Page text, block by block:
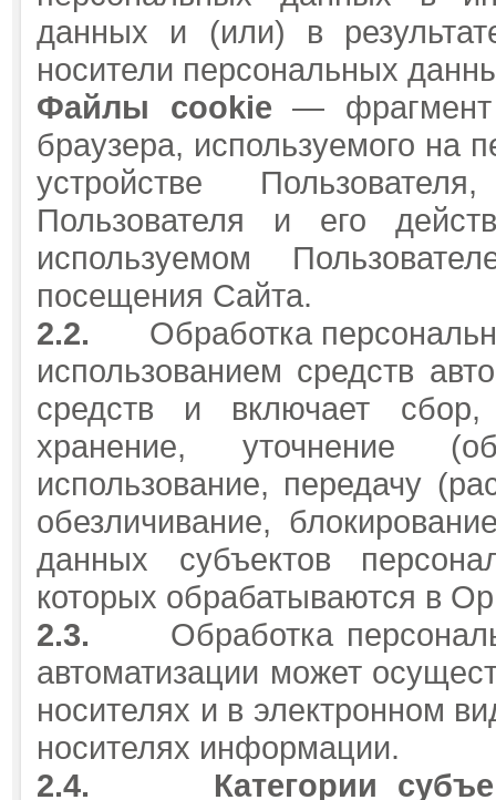
данных и (или) в
носители персональных
Файлы cookie — фрагмент
браузера, используемого на
устройстве
Пользователя и его
используемом
посещения Сайта.
2.2. Обработка
использованием средств
средств и включает сбор,
хранение, уточнение
использование, передачу
обезличивание,
данных субъектов
которых обрабатываются в
2.3. Обработка
автоматизации может
носителях и в электронном
носителях информации.
2.4. Категории